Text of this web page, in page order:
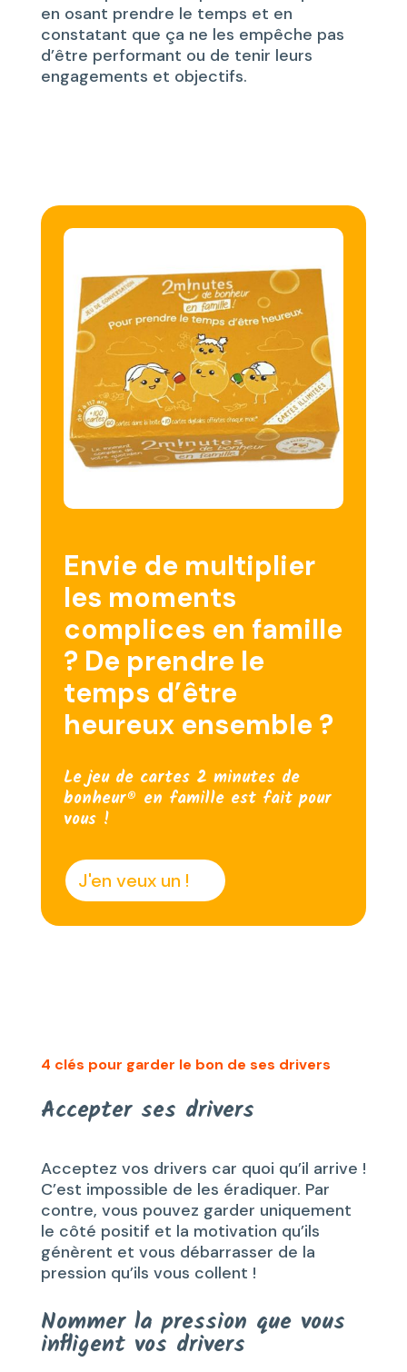
en osant prendre le temps et en
constatant que ça ne les empêche pas
d’être performant ou de tenir leurs
engagements et objectifs.
Envie de multiplier
les moments
complices en famille
? De prendre le
temps d’être
heureux ensemble ?
Le jeu de cartes 2 minutes de
bonheur® en famille est fait pour
vous !
J'en veux un !
4 clés pour garder le bon de ses drivers
Accepter ses drivers
Acceptez vos drivers car quoi qu’il arrive !
C’est impossible de les éradiquer. Par
contre, vous pouvez garder uniquement
le côté positif et la motivation qu’ils
génèrent et vous débarrasser de la
pression qu’ils vous collent !
Nommer la pression que vous
infligent vos drivers